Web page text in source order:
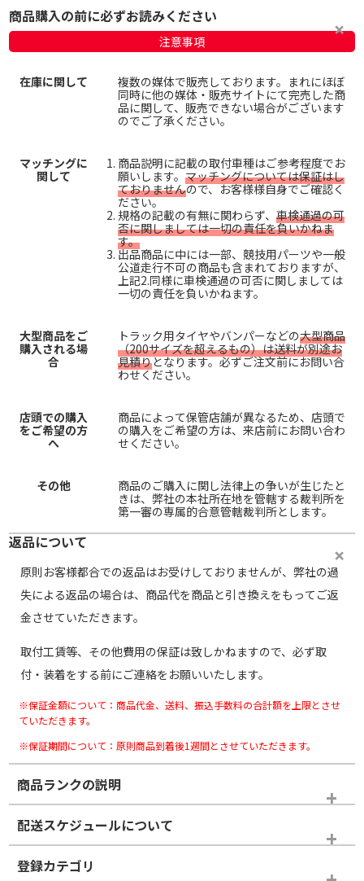
商品購入の前に必ずお読みください
注意事項
在庫に関して
複数の媒体で販売しております。まれにほぼ
同時に他の媒体・販売サイトにて完売した商
品に関して、販売できない場合がございます
のでご了承ください。
マッチングに
関して
商品説明に記載の取付車種はご参考程度でお
願いします。 マッチングについては保証はし
ておりませんので、お客様様自身でご確認く
ださい。
規格の記載の有無に関わらず、 車検通過の可
否に関しましては一切の責任を負いかねま
す。
出品商品に中には一部、競技用パーツや一般
公道走行不可の商品も含まれておりますが、
上記2.同様に車検通過の可否に関しましては
一切の責任を負いかねます。
大型商品をご
購入される場
合
トラック用タイヤやバンパーなどの大型商品
（200サイズを超えるもの）は送料が別途お
見積りとなります。必ずご注文前にお問い合
わせください。
店頭での購入
をご希望の方
へ
商品によって保管店舗が異なるため、店頭で
の購入をご希望の方は、来店前にお問い合わ
せください。
その他
商品のご購入に関し法律上の争いが生じたと
きは、弊社の本社所在地を管轄する裁判所を
第一審の専属的合意管轄裁判所とします。
返品について
原則お客様都合での返品はお受けしておりませんが、弊社の過
失による返品の場合は、商品代を商品と引き換えをもってご返
金させていただきます。
取付工賃等、その他費用の保証は致しかねますので、必ず取
付・装着をする前にご連絡をお願いいたします。
※保証金額について：商品代金、送料、振込手数料の合計額を上限とさせ
ていただきます。
※保証期間について：原則商品到着後1週間とさせていただきます。
商品ランクの説明
※商品ランクは出品者の主観により判断しておりますので、あら
かじめご了承ください。
ホイールランク
配送スケジュールについて
登録カテゴリ